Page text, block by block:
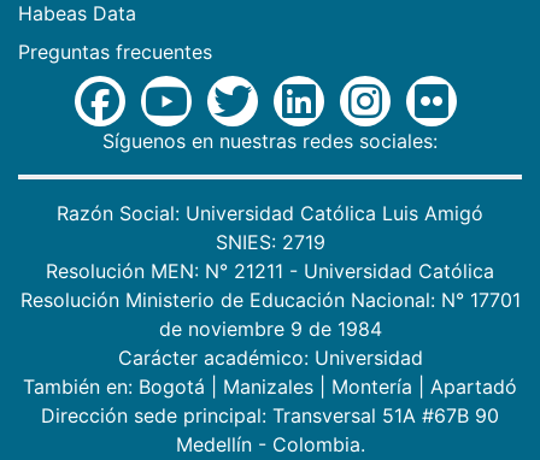
Habeas Data
Preguntas frecuentes
Síguenos en nuestras redes sociales:
Razón Social: Universidad Católica Luis Amigó
SNIES: 2719
Resolución MEN: N° 21211 - Universidad Católica
Resolución Ministerio de Educación Nacional: N° 17701
de noviembre 9 de 1984
Carácter académico: Universidad
También en: Bogotá Manizales Montería
Apartadó
Dirección sede principal: Transversal 51A #67B 90
Medellín - Colombia.